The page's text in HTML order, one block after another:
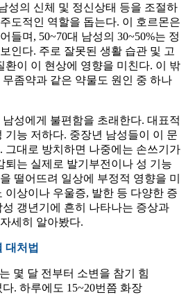
성의 신체 및 정신상태 등을 조절하
도적인 역할을 돕는다. 이 호르몬은
들며, 50~70대 남성의 30~50%는 정
인다. 주로 잘못된 생활 습관 및 고
환이 이 현상에 영향을 미친다. 이 밖
좀약과 같은 약물도 원인 중 하나
성에게 불편함을 초래한다. 대표적
기능 저하다. 중장년 남성들이 이 문
그대로 방치하면 나중에는 손쓰기가
퇴는 실제로 발기부전이나 성 기능
떨어뜨려 일상에 부정적 영향을 미
이상이나 우울증, 발한 등 다양한 증
갱년기에 흔히 나타나는 증상과
세히 알아봤다.
대처법
몇 달 전부터 소변을 참기 힘
. 하루에도 15~20번쯤 화장